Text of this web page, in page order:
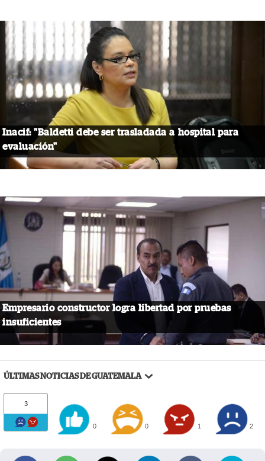
Inacif: "Baldetti debe ser trasladada a hospital para
evaluación"
Empresario constructor logra libertad por pruebas
insuficientes
ÚLTIMAS NOTICIAS DE GUATEMALA
3
0 0 1 2